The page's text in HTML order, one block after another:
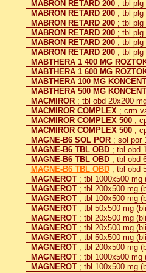
MABRON RETARD 200 ; tbl plg
MABRON RETARD 200 ; tbl plg
MABRON RETARD 200 ; tbl plg
MABRON RETARD 200 ; tbl plg
MABRON RETARD 200 ; tbl plg
MABRON RETARD 200 ; tbl plg
MABTHERA 1 400 MG
MABTHERA 1 600 MG
MABTHERA 100 MG
MABTHERA 500 MG
MACMIROR ; tbl obd 20x200
MACMIROR COMPLEX ; crm
MACMIROR COMPLEX 500 ;
MACMIROR COMPLEX 500 ;
MAGNE-B6 SOL POR ; sol por
MAGNE-B6 TBL OBD ; tbl obd
MAGNE-B6 TBL OBD ; tbl obd
MAGNE-B6 TBL OBD ; tbl obd
MAGNEROT ; tbl 1000x500 mg
MAGNEROT ; tbl 200x500 mg
MAGNEROT ; tbl 100x500 mg
MAGNEROT ; tbl 50x500 mg
MAGNEROT ; tbl 20x500 mg
MAGNEROT ; tbl 20x500 mg
MAGNEROT ; tbl 50x500 mg
MAGNEROT ; tbl 200x500 mg
MAGNEROT ; tbl 1000x500 mg
MAGNEROT ; tbl 100x500 mg